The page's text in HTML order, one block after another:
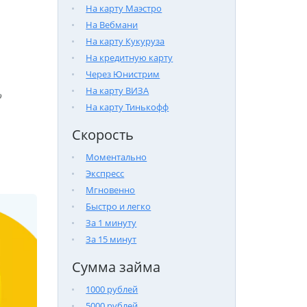
На карту Маэстро
На Вебмани
На карту Кукуруза
На кредитную карту
Через Юнистрим
На карту ВИЗА
На карту Тинькофф
Скорость
Моментально
Экспресс
Мгновенно
Быстро и легко
За 1 минуту
За 15 минут
Сумма займа
1000 рублей